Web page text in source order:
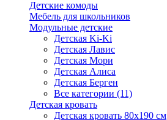
Детские комоды
Мебель для школьников
Модульные детские
Детская Ki-Ki
Детская Лавис
Детская Мори
Детская Алиса
Детская Берген
Все категории (11)
Детская кровать
Детская кровать 80х190 см